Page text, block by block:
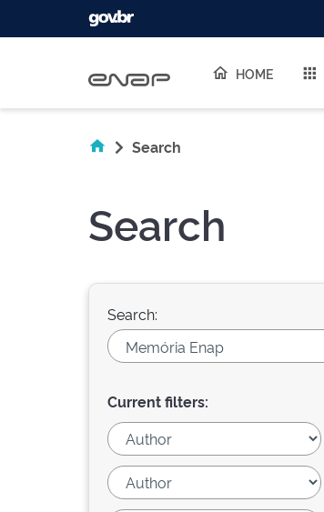
HOME
Search
Search
Search:
Current filters: